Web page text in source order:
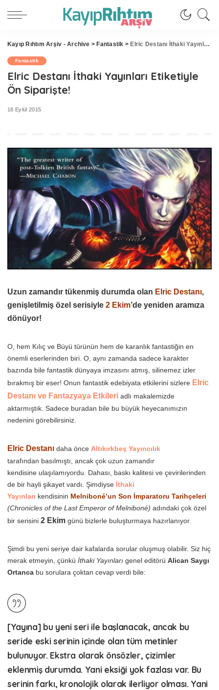
Kayıp Rıhtım Arşiv - Archive > Fantastik > Elric Destanı İthaki Yayınları Etiketiyle Ön Siparişte!
Fantastik
Elric Destanı İthaki Yayınları Etiketiyle
Ön Siparişte!
18 Eylül 2015
Uzun zamandır tükenmiş durumda olan Elric Destanı,
genişletilmiş özel serisiyle 2 Ekim’de yeniden aramıza
dönüyor!
O, hem Kılıç ve Büyü türünün hem de karanlık fantastiğin en
önemli eserlerinden biri. O, aynı zamanda sadece karakter
bazında bile fantastik dünyaya imzasını atmış, silinemez izler
bırakmış bir eser! Onun fantastik edebiyata etkilerini sizlere Elric
Destanı ve Fantazyaya Etkileri adlı makalemizde
aktarmıştık. Sadece buradan bile bu büyük heyecanımızın
nedenini görebilirsiniz.
Elric Destanı daha önce Altıkırkbeş Yayıncılık
tarafından basılmıştı, ancak çok uzun zamandır
kendisine ulaşılamıyordu. Dahası, baskı kalitesi ve çevirilerinden
de bir hayli şikayet vardı. Şimdiyse İthaki
Yayınları kendisinin Melniboné’un Son İmparatoru Tarihçeleri
(Chronicles of the Last Emperor of Melniboné) adındaki çok özel
bir serisini 2 Ekim günü bizlerle buluşturmaya hazırlanıyor.
Şimdi bu yeni seriye dair kafalarda sorular oluşmuş olabilir. Siz hiç
merak etmeyin, çünkü İthaki Yayınları genel editörü Alican Saygı
Ortanca bu sorulara çoktan cevap verdi bile:
[Yayına] bu yeni seri ile başlanacak, ancak bu
seride eski serinin içinde olan tüm metinler
bulunuyor. Ekstra olarak önsözler, çizimler
eklenmiş durumda. Yani eksiği yok fazlası var. Bu
serinin farkı, kronolojik olarak ilerliyor olması. Yani